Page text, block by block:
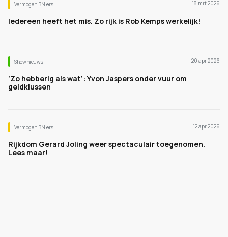
Vermogen BN’ers 18 mrt 2026
Iedereen heeft het mis. Zo rijk is Rob Kemps werkelijk!
Shownieuws 20 apr 2026
‘Zo hebberig als wat’: Yvon Jaspers onder vuur om
geldklussen
Vermogen BN’ers 12 apr 2026
Rijkdom Gerard Joling weer spectaculair toegenomen.
Lees maar!